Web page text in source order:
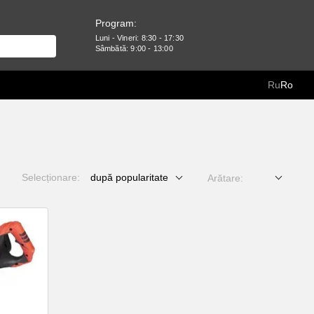
Program:
Luni - Vineri: 8:30 - 17:30
Sâmbătă: 9:00 - 13:00
RuRo
Selecționare: după popularitate Arătare: